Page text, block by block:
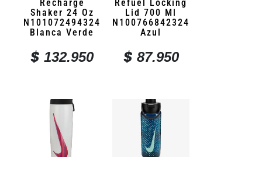
Recharge
Shaker 24 Oz
N101072494324
Blanca Verde
$ 132.950
Refuel Locking
Lid 700 Ml
N100766842324
Azul
$ 87.950